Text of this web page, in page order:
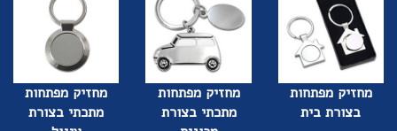
מחזיק מפתחות
בצורת בית
מחזיק מפתחות
מתכתי בצורת
מחזיק מפתחות
מתכתי בצורת